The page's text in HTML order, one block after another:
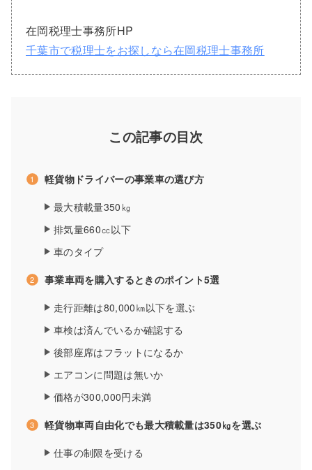
在岡税理士事務所HP
千葉市で税理士をお探しなら在岡税理士事務所
この記事の目次
軽貨物ドライバーの事業車の選び方
最大積載量350㎏
排気量660㏄以下
車のタイプ
事業車両を購入するときのポイント5選
走行距離は80,000㎞以下を選ぶ
車検は済んでいるか確認する
後部座席はフラットになるか
エアコンに問題は無いか
価格が300,000円未満
軽貨物車両自由化でも最大積載量は350㎏を選ぶ
仕事の制限を受ける